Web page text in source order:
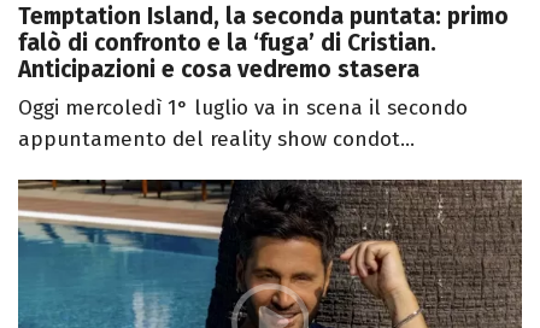
Temptation Island, la seconda puntata: primo
falò di confronto e la ‘fuga’ di Cristian.
Anticipazioni e cosa vedremo stasera
Oggi mercoledì 1° luglio va in scena il secondo
appuntamento del reality show condot...